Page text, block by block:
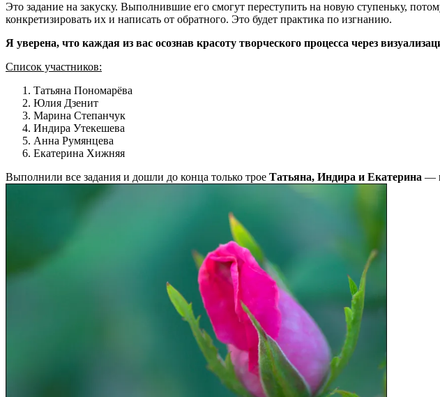
Это задание на закуску. Выполнившие его смогут переступить на новую ступеньку,
конкретизировать их и написать от обратного. Это будет практика по изгнанию.
Я уверена, что каждая из вас осознав красоту творческого процесса через
Список участников:
Татьяна Пономарёва
Юлия Дзенит
Марина Степанчук
Индира Утекешева
Анна Румянцева
Екатерина Хижняя
Выполнили все задания и дошли до конца только трое Татьяна, Индира и Екатерина —